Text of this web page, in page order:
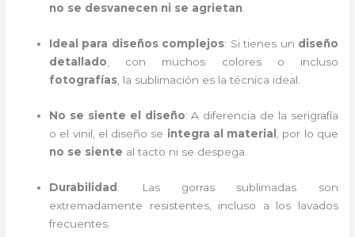
no se desvanecen ni se agrietan
Ideal para diseños complejos: Si tienes un diseño
detallado , con muchos colores o incluso
fotografías , la sublimación es la técnica ideal.
No se siente el diseño: A diferencia de la serigrafía
o el vinil, el diseño se integra al material
, por lo que
no se siente al tacto ni se despega.
Durabilidad: Las gorras sublimadas son
extremadamente resistentes, incluso a los lavados
frecuentes.